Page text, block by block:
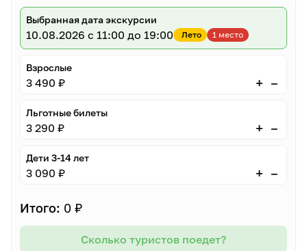
Выбранная дата экскурсии
10.08.2026 с 11:00 до 19:00 Лето 1 место
Взрослые
3 490 ₽ + –
Льготные билеты
3 290 ₽ + –
Дети 3-14 лет
3 090 ₽ + –
Итого: 0 ₽
Сколько туристов поедет?